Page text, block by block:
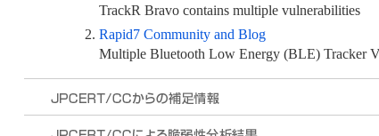
TrackR Bravo contains multiple vulnerabilities
Rapid7 Community and Blog
Multiple Bluetooth Low Energy (BLE) Tracker